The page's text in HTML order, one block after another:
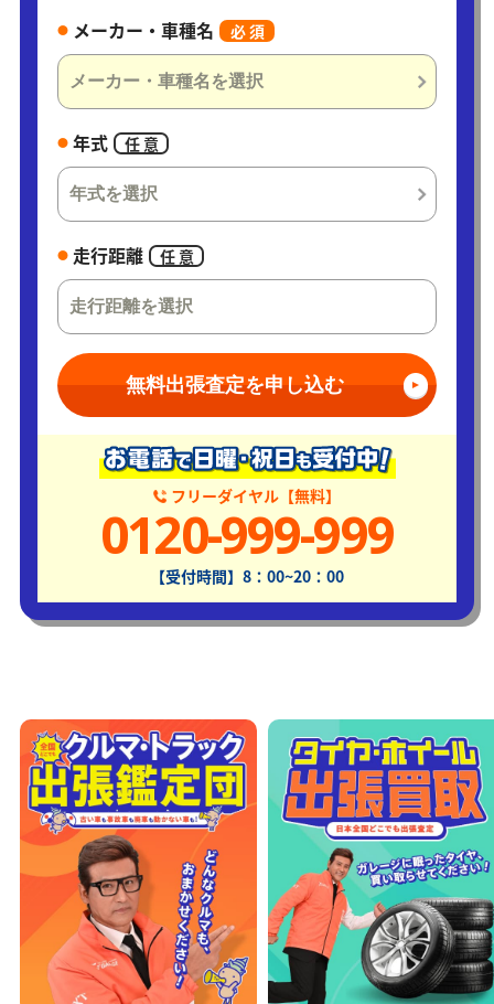
メーカー・車種名 必 須
年式 任 意
走行距離 任 意
無料出張査定を申し込む
フリーダイヤル【無料】
0120-999-999
【受付時間】8：00~20：00